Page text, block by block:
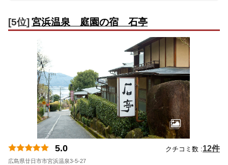
[5位] 宮浜温泉 庭園の宿 石亭
5.0 クチコミ数 :12件
広島県廿日市市宮浜温泉3-5-27